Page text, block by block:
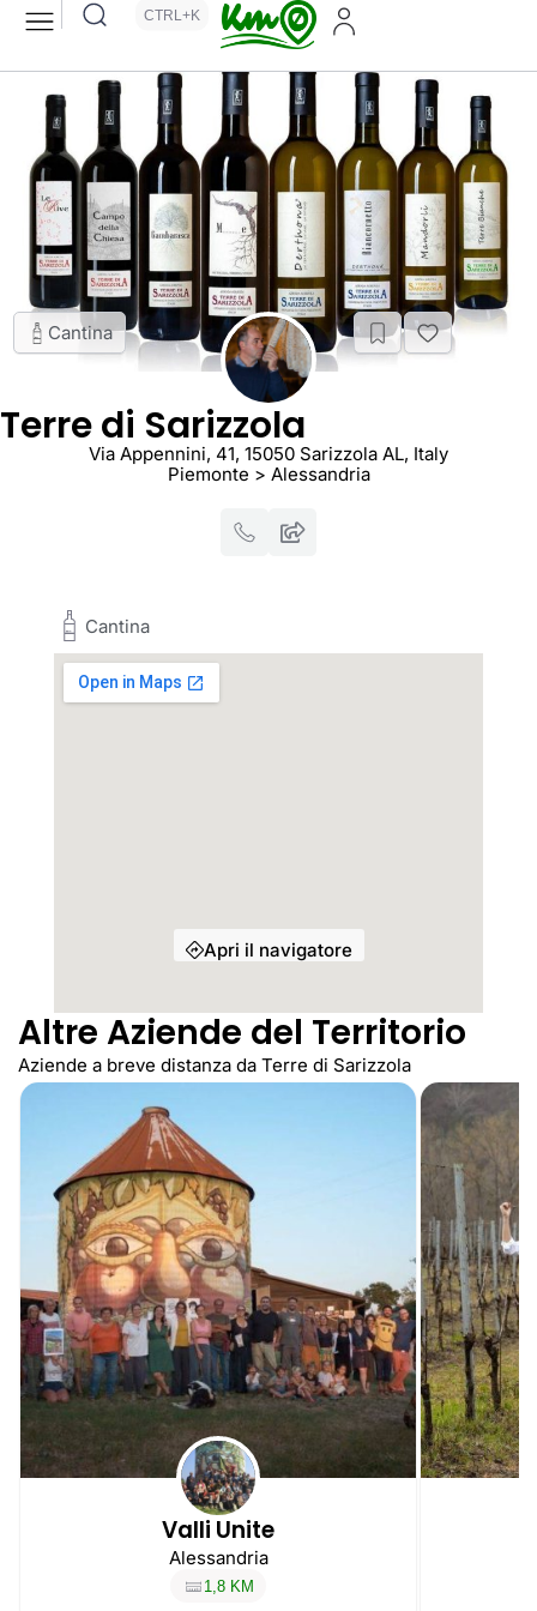
CTRL+K
Cantina
Terre di Sarizzola
Via Appennini, 41, 15050 Sarizzola AL, Italy
Piemonte > Alessandria
Cantina
Apri il navigatore
Altre Aziende del Territorio
Aziende a breve distanza da Terre di Sarizzola
Valli Unite
Alessandria
1,8 KM